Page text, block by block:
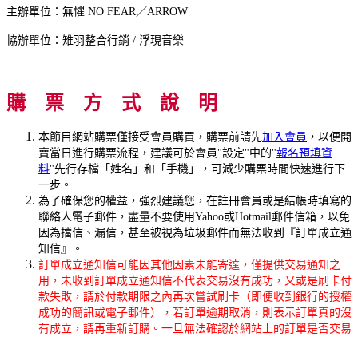
主辦單位：無懼 NO FEAR／ARROW
協辦單位：雉羽整合行銷 / 浮現音樂
購 票 方 式 說 明
本節目網站購票僅接受會員購買，購票前請先加入會員 ，以便開
賣當日進行購票流程，建議可於會員"設定"中的"報名預填資
料"先行存檔「姓名」和「手機」，可減少購票時間快速進行下
一步。
為了確保您的權益，強烈建議您，在註冊會員或是結帳時填寫的
聯絡人電子郵件，盡量不要使用Yahoo或Hotmail郵件信箱，以免
因為擋信、漏信，甚至被視為垃圾郵件而無法收到『訂單成立通
知信』。
訂單成立通知信可能因其他因素未能寄達，僅提供交易通知之
用，未收到訂單成立通知信不代表交易沒有成功，又或是刷卡付
款失敗，請於付款期限之內再次嘗試刷卡（即便收到銀行的授權
成功的簡訊或電子郵件），若訂單逾期取消，則表示訂單真的沒
有成立，請再重新訂購。一旦無法確認於網站上的訂單是否交易